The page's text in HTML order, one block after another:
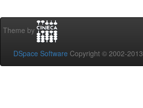
Theme by
DSpace Software Copyright © 2002-2013